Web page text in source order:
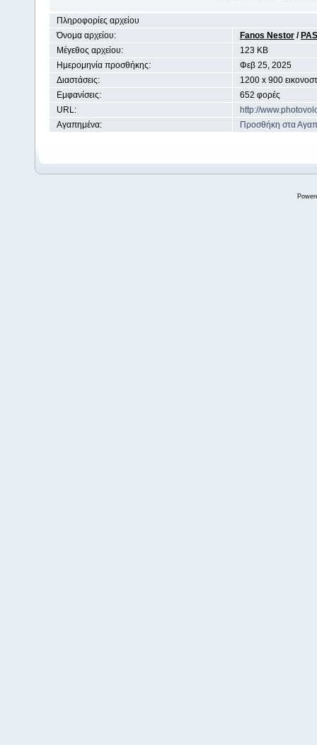
Πληροφορίες αρχείου
Όνομα αρχείου:
Fanos Nestor /
Μέγεθος αρχείου:
123 KB
Ημερομηνία προσθήκης:
Φεβ 25, 2025
Διαστάσεις:
1200 x 900
Εμφανίσεις:
652 φορές
URL:
http://
Αγαπημένα:
Προσθήκη στα